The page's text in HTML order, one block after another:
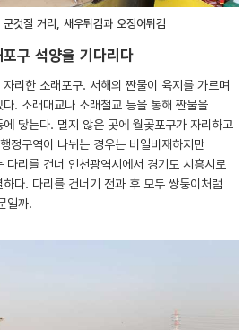
군것질 거리, 새우튀김과 오징어튀김
구 석양을 기다리다
리한 소래포구. 서해의 짠물이 육지를 가르며
. 소래대교나 소래철교 등을 통해 짠물을
닿는다. 멀지 않은 곳에 월곶포구가 자리하고
정구역이 나뉘는 경우는 비일비재하지만
다리를 건너 인천광역시에서 경기도 시흥시로
다. 다리를 건너기 전과 후 모두 쌍둥이처럼
일까.